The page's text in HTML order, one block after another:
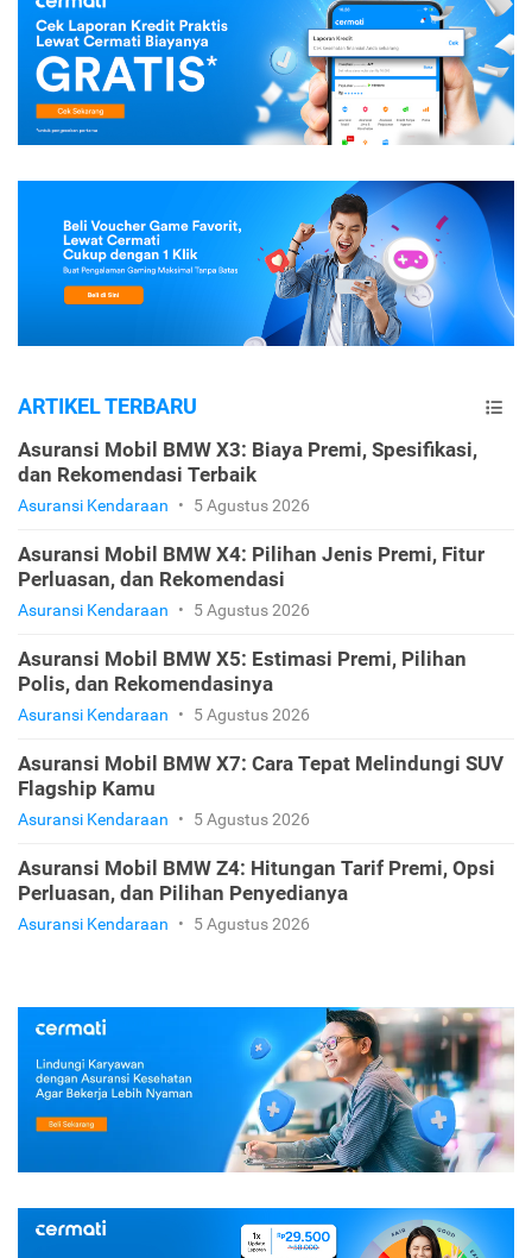
ARTIKEL TERBARU
Asuransi Mobil BMW X3: Biaya Premi, Spesifikasi,
dan Rekomendasi Terbaik
Asuransi Kendaraan • 5 Agustus 2026
Asuransi Mobil BMW X4: Pilihan Jenis Premi, Fitur
Perluasan, dan Rekomendasi
Asuransi Kendaraan • 5 Agustus 2026
Asuransi Mobil BMW X5: Estimasi Premi, Pilihan
Polis, dan Rekomendasinya
Asuransi Kendaraan • 5 Agustus 2026
Asuransi Mobil BMW X7: Cara Tepat Melindungi SUV
Flagship Kamu
Asuransi Kendaraan • 5 Agustus 2026
Asuransi Mobil BMW Z4: Hitungan Tarif Premi, Opsi
Perluasan, dan Pilihan Penyedianya
Asuransi Kendaraan • 5 Agustus 2026